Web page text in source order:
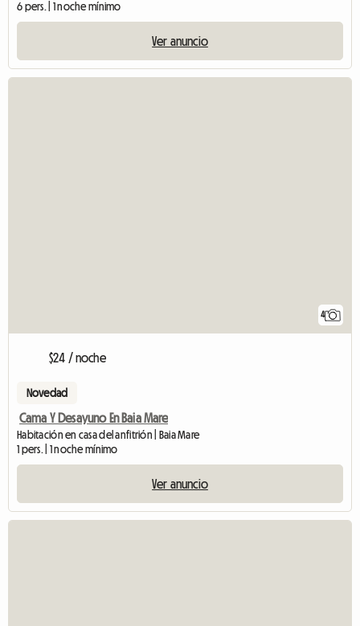
6 pers. | 1 noche mínimo
Ver anuncio
4
$24 / noche
Novedad
Cama Y Desayuno En Baia Mare
Habitación en casa del anfitrión | Baia Mare
1 pers. | 1 noche mínimo
Ver anuncio